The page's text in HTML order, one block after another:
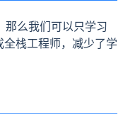
那么我们可以只学习
栈工程师，减少了学